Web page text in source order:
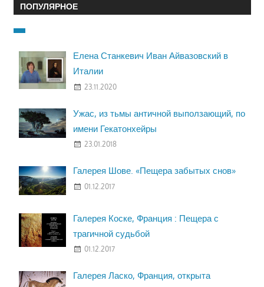
ПОПУЛЯРНОЕ
Елена Станкевич Иван Айвазовский в
Италии
23.11.2020
Ужас, из тьмы античной выползающий, по
имени Гекатонхейры
23.01.2018
Галерея Шове. «Пещера забытых снов»
01.12.2017
Галерея Коске, Франция : Пещера с
трагичной судьбой
01.12.2017
Галерея Ласко, Франция, открыта